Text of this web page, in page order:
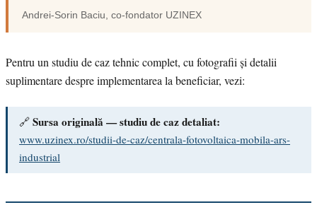
Andrei-Sorin Baciu, co-fondator UZINEX
Pentru un studiu de caz tehnic complet, cu fotografii și detalii
suplimentare despre implementarea la beneficiar, vezi:
🔗 Sursa originală — studiu de caz detaliat:
www.uzinex.ro/studii-de-caz/centrala-fotovoltaica-mobila-ars-
industrial